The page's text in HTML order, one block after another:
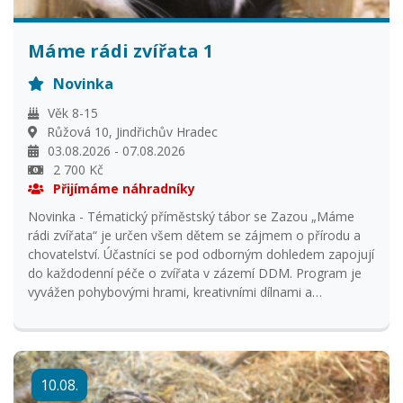
Máme rádi zvířata 1
Novinka
Věk 8-15
Růžová 10, Jindřichův Hradec
03.08.2026 - 07.08.2026
2 700 Kč
Přijímáme náhradníky
Novinka - Tématický příměstský tábor se Zazou „Máme
rádi zvířata“ je určen všem dětem se zájmem o přírodu a
chovatelství. Účastníci se pod odborným dohledem zapojují
do každodenní péče o zvířata v zázemí DDM. Program je
vyvážen pohybovými hrami, kreativními dílnami a
logické myšlení. Děti se rozdělí do strategických týmů –
Zemědělci, Chovatelé a Dodavatelé. Společným cílem je
zajistit prosperitu a růst celé farmy. Pomocí napínavých
her, vědomostních kvízů, výtvarných dílen a poctivé péče o
10.08.